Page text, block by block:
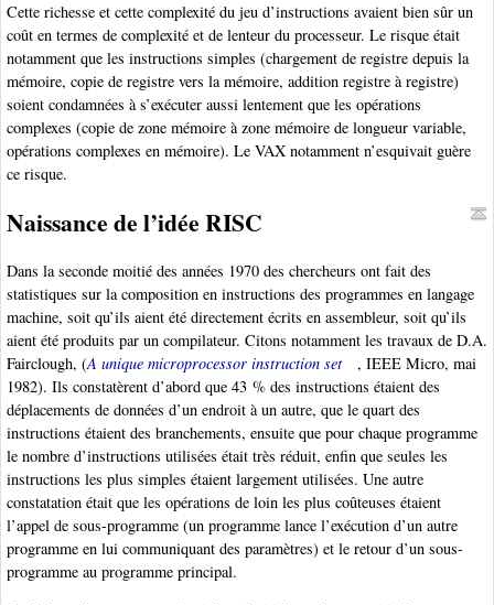
Cette richesse et cette complexité du jeu d’instructions avaient bien sûr un
coût en termes de complexité et de lenteur du processeur. Le risque était
notamment que les instructions simples (chargement de registre depuis la
mémoire, copie de registre vers la mémoire, addition registre à registre)
soient condamnées à s’exécuter aussi lentement que les opérations
complexes (copie de zone mémoire à zone mémoire de longueur variable,
opérations complexes en mémoire). Le VAX notamment n’esquivait guère
ce risque.
Naissance de l’idée RISC
Dans la seconde moitié des années 1970 des chercheurs ont fait des
statistiques sur la composition en instructions des programmes en langage
machine, soit qu’ils aient été directement écrits en assembleur, soit qu’ils
aient été produits par un compilateur. Citons notamment les travaux de D.A.
Fairclough, (A unique microprocessor instruction set
, IEEE Micro, mai
1982). Ils constatèrent d’abord que 43 % des instructions étaient des
déplacements de données d’un endroit à un autre, que le quart des
instructions étaient des branchements, ensuite que pour chaque programme
le nombre d’instructions utilisées était très réduit, enfin que seules les
instructions les plus simples étaient largement utilisées. Une autre
constatation était que les opérations de loin les plus coûteuses étaient
l’appel de sous-programme (un programme lance l’exécution d’un autre
programme en lui communiquant des paramètres) et le retour d’un sous-
programme au programme principal.